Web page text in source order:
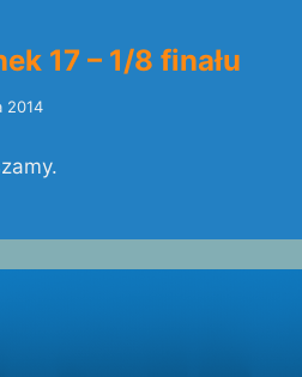
17 – 1/8 finału
2014